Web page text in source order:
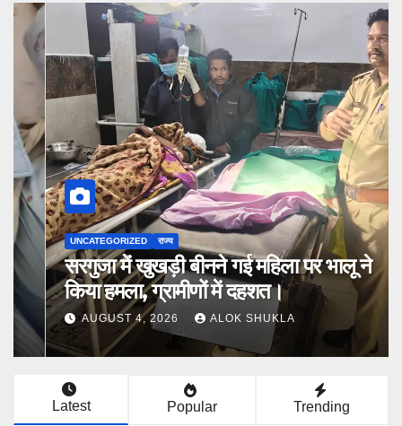
UNCATEGORIZED राज्य
सरगुजा में खुखड़ी बीनने गई महिला पर भालू ने
किया हमला, ग्रामीणों में दहशत।
AUGUST 4, 2026 ALOK SHUKLA
Latest Popular Trending